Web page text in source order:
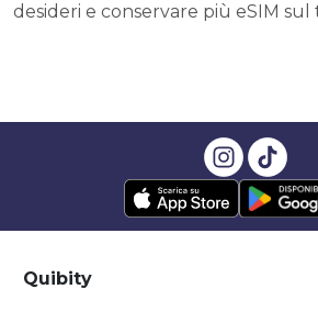
desideri e conservare più eSIM sul
Quibity